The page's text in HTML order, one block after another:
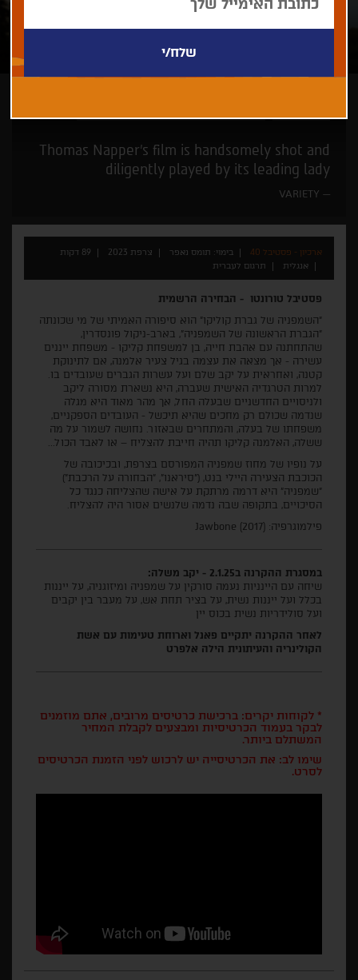
Thomas Napper's film is handsomely shot and
diligently played by its leading lady
VARIETY
ארכיון - פסטיבל 40 בימוי: תומס נאפר צרפת 2023
89 דקות
אנגלית
תרגום לעברית
פסטיבל טורונטו - הבחירה הרשמית
"השמפניה של גברת קוליקו" הוא סיפורה האמיתי של מי שכונתה
"הגברת הראשונה של השמפניה", בארב-ניקול פונסדרין,
שהתחתנה עם אהבת חייה, בן למשפחת קליקו - משפחת ייננים
עשירה - אך מצאה את עצמה בגיל צעיר אלמנה, אם לתינוקת
קטנה, ואחראית על יקב שלם ועל עשרות הגברים שעובדים בו.
למרות הטרגדיה האישית שעברה, היא נשארת מסורה ליקב
ולניסויים החדשניים שבעלה החל, אך מהר מאוד היא מגלה
שנדמה שכולם רק מחכים שהיא תיכשל - העובדים הספקניים,
משפחתו של בעלה, והמתחרים שבאזור. נחושה לשמור על מה
ששלה, האלמנה קליקו תהיה חייבת להצליח – או לאבד הכול...
על נופיו של מחוז שמפניה המפורסם בצרפת, ובכיכובה של
הכוכבת הצעירה היילי בנט, ("סיראנו", "הבחורה על הרכבת")
"שמפניה" היא דרמה מרתקת על אישה שהצליחה כנגד כל
הסיכויים, בתקופה שבה נדמה שלנשים אסור היה להצליח.
פילמוגרפיה: Jawbone (2017)
במסגרת ההקרנה ב2.1.25 - יקב משלה:
שיחה עם היינניות נעמה סורקין על שמפניה ומיזוגניה, על ייננות
בכלל ועל ייננות נשית, על בציר תחת אש, על מעבר בין יקבים
ועל סולידריות נשית בכוס יין
לאחר ההקרנה יתקיים פאנל וארוחת טעימות עם אשת
הקולינריה והעיתונית הילה אלפרט
* לקוחות יקרים: ברכישת כרטיסים מרובים, אתם מוזמנים
לבקר בעמוד הכרטיסיות ומבצעים לקבלת המחיר
המשתלם ביותר.
שימו לב: את הכרטיסייה יש לרכוש לפני הזמנת הכרטיסים
לסרט.